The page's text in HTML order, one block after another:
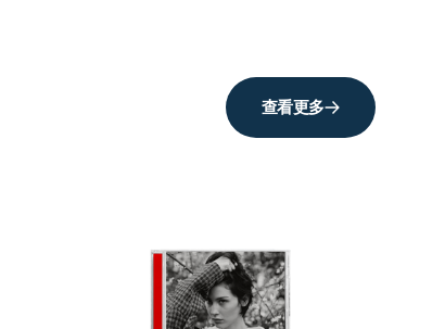
查看更多